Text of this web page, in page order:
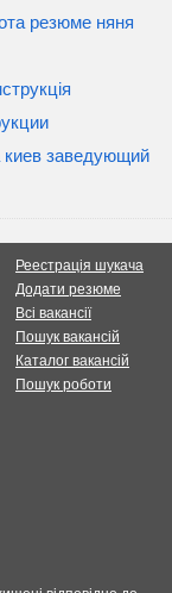
резюме няня
киев заведующий
Реестрація шукача
Додати резюме
Всі вакансії
Пошук вакансій
Каталог вакансій
Пошук роботи